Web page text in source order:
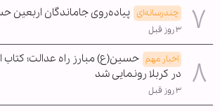
چندرسانه‌ای پیاده‌روی جاماندگان اربعین
۳ روز قبل
اخبار مهم حسین(ع) مبارز راه عدالت؛
در کربلا رونمایی شد
۳ روز قبل